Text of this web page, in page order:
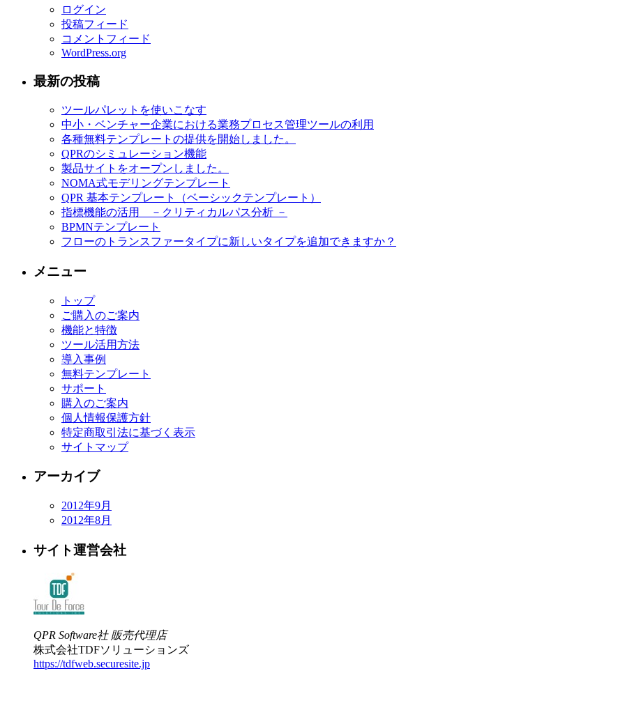
ログイン
投稿フィード
コメントフィード
WordPress.org
最新の投稿
ツールパレットを使いこなす
中小・ベンチャー企業における業務プロセス管理ツールの利用
各種無料テンプレートの提供を開始しました。
QPRのシミュレーション機能
製品サイトをオープンしました。
NOMA式モデリングテンプレート
QPR 基本テンプレート（ベーシックテンプレート）
指標機能の活用 －クリティカルパス分析 －
BPMNテンプレート
フローのトランスファータイプに新しいタイプを追加できますか？
メニュー
トップ
ご購入のご案内
機能と特徴
ツール活用方法
導入事例
無料テンプレート
サポート
購入のご案内
個人情報保護方針
特定商取引法に基づく表示
サイトマップ
アーカイブ
2012年9月
2012年8月
サイト運営会社
QPR Software社 販売代理店
株式会社TDFソリューションズ
https://tdfweb.securesite.jp